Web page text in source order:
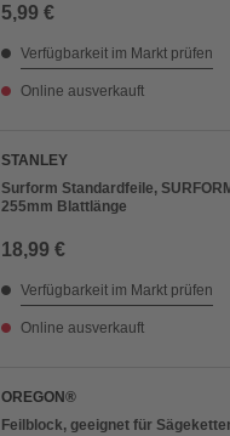
5,99 €
Verfügbarkeit im Markt prüfen
Online ausverkauft
STANLEY
Surform Standardfeile,
255mm Blattlänge
18,99 €
Verfügbarkeit im Markt prüfen
Online ausverkauft
OREGON®
Feilblock, geeignet für